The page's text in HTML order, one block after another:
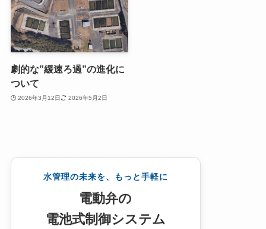
劇的な”緩速ろ過”の進化に
ついて
2026年3月12日 2026年5月2日
水管理の未来を、もっと手軽に
電動弁の
電池式制御システム